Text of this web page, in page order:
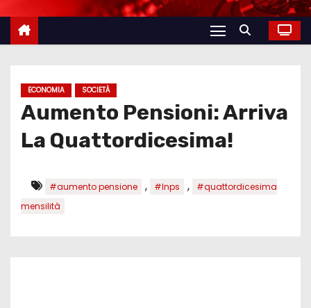
ECONOMIA SOCIETÀ
Aumento Pensioni: Arriva
La Quattordicesima!
#aumento pensione , #Inps ,
#quattordicesima
mensilità